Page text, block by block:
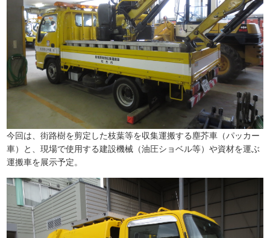
今回は、街路樹を剪定した枝葉等を収集運搬する塵芥車（パッカー
車）と、現場で使用する建設機械（油圧ショベル等）や資材を運ぶ
運搬車を展示予定。